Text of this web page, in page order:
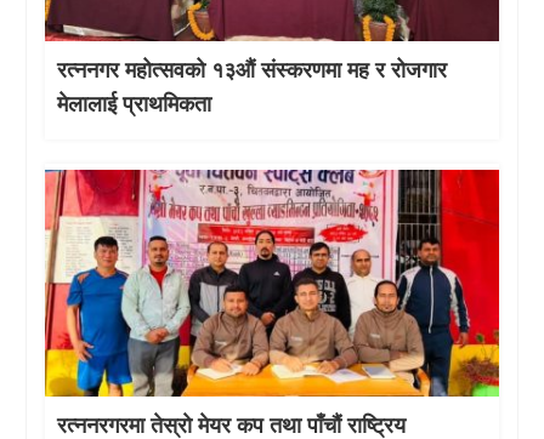
रत्ननगर महोत्सवको १३औं संस्करणमा मह र रोजगार
मेलालाई प्राथमिकता
रत्ननरगरमा तेस्राे मेयर कप तथा पाँचौं राष्ट्रिय